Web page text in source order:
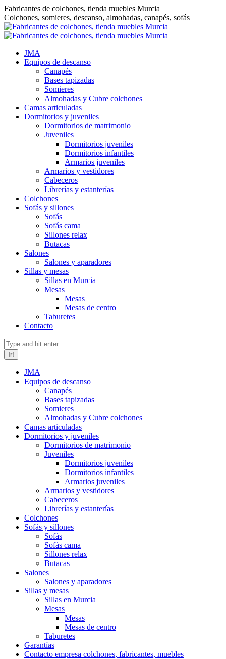
Saltar
al
contenido
Fabricantes de colchones, tienda muebles Murcia
Colchones, somieres, descanso, almohadas, canapés, sofás
JMA
Equipos de descanso
Canapés
Bases tapizadas
Somieres
Almohadas y Cubre colchones
Camas articuladas
Dormitorios y juveniles
Dormitorios de matrimonio
Juveniles
Dormitorios juveniles
Dormitorios infantiles
Armarios juveniles
Armarios y vestidores
Cabeceros
Librerías y estanterías
Colchones
Sofás y sillones
Sofás
Sofás cama
Sillones relax
Butacas
Salones
Salones y aparadores
Sillas y mesas
Sillas en Murcia
Mesas
Mesas
Mesas de centro
Taburetes
Contacto
Buscar:
JMA
Equipos de descanso
Canapés
Bases tapizadas
Somieres
Almohadas y Cubre colchones
Camas articuladas
Dormitorios y juveniles
Dormitorios de matrimonio
Juveniles
Dormitorios juveniles
Dormitorios infantiles
Armarios juveniles
Armarios y vestidores
Cabeceros
Librerías y estanterías
Colchones
Sofás y sillones
Sofás
Sofás cama
Sillones relax
Butacas
Salones
Salones y aparadores
Sillas y mesas
Sillas en Murcia
Mesas
Mesas
Mesas de centro
Taburetes
Garantías
Contacto empresa colchones, fabricantes, muebles